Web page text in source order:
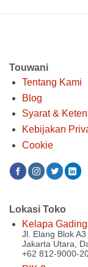
Rp
Touwani
Tentang Kami
Blog
Syarat &
Kebijakan
Cookie
Lokasi Toko
Kelapa Gading
Jl. Elang Blok
Jakarta Utara,
+62 812-9000-